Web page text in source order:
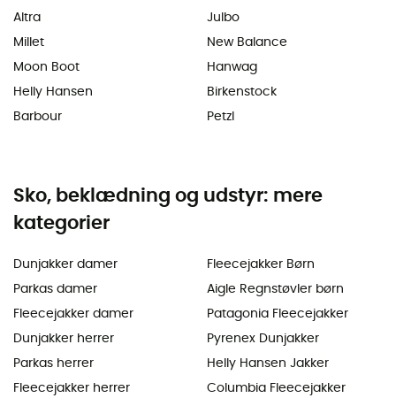
Altra
Millet
Moon Boot
Helly Hansen
Barbour
Julbo
New Balance
Hanwag
Birkenstock
Petzl
Sko, beklædning og udstyr: mere
kategorier
Dunjakker damer
Parkas damer
Fleecejakker damer
Dunjakker herrer
Parkas herrer
Fleecejakker herrer
Fleecejakker Børn
Aigle Regnstøvler børn
Patagonia Fleecejakker
Pyrenex Dunjakker
Helly Hansen Jakker
Columbia Fleecejakker